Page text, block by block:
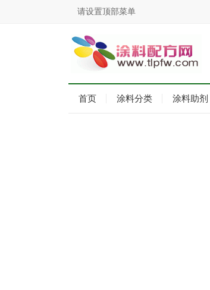
请设置顶部菜单
首页 涂料分类 涂料助剂